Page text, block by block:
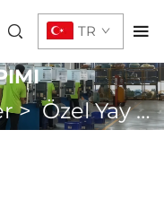
TR
>Özel Yay>